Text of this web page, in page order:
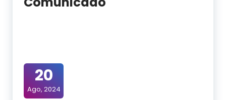
20
Ago, 2024